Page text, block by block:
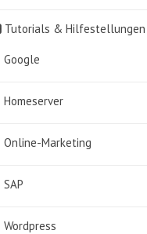
Tutorials & Hilfestellungen
Google
Homeserver
Online-Marketing
SAP
Wordpress